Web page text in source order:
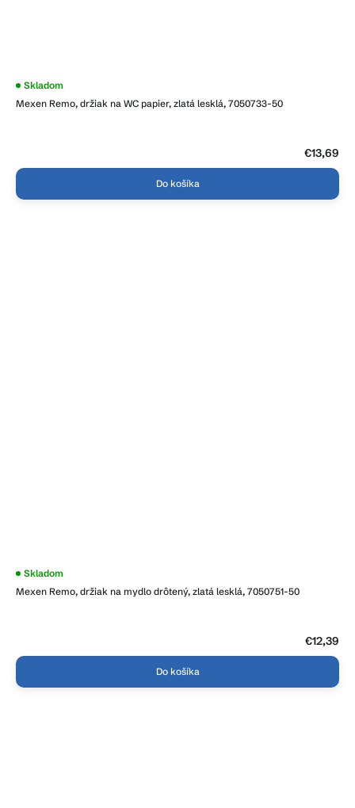
Mexen Remo, držiak na WC papier, zlatá lesklá, 7050733-50
Skladom
€13,69
Do košíka
Mexen Remo, držiak na mydlo drôtený, zlatá lesklá, 7050751-50
Skladom
€12,39
Do košíka